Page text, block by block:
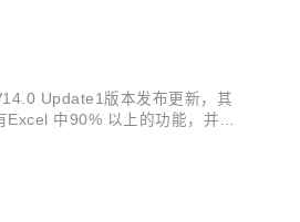
Update1版本发布更新，其
中90% 以上的功能，并且